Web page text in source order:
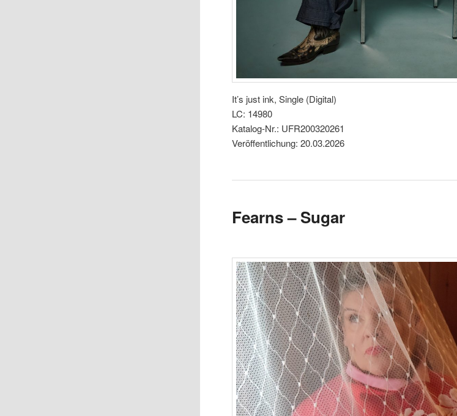
It’s just ink, Single (Digital)
LC: 14980
Katalog-Nr.: UFR200320261
Veröffentlichung: 20.03.2026
Fearns – Sugar